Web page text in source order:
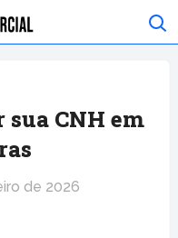
CNH em
de 2026